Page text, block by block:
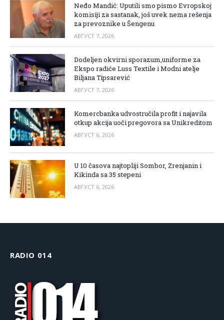
Neđo Mandić: Uputili smo pismo Evropskoj
komisiji za sastanak, još uvek nema rešenja
za prevoznike u Šengenu
АВГУСТ 7, 2026
Dodeljen okvirni sporazum,uniforme za
Ekspo radiće Luss Textile i Modni atelje
Biljana Tipsarević
АВГУСТ 7, 2026
Komercbanka udvostručila profit i najavila
otkup akcija uoči pregovora sa Unikreditom
АВГУСТ 6, 2026
U 10 časova najtopliji Sombor, Zrenjanin i
Kikinda sa 35 stepeni
АВГУСТ 6, 2026
RADIO 014